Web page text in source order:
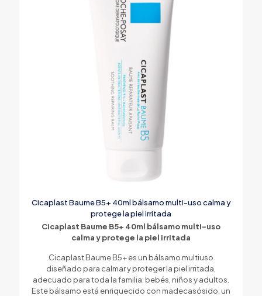
Cicaplast Baume B5+ 40ml bálsamo multi-uso calma y
protege la piel irritada
Cicaplast Baume B5+ 40ml bálsamo multi-uso
calma y protege la piel irritada
Cicaplast Baume B5+ es un bálsamo multiuso
diseñado para calmar y proteger la piel irritada,
adecuado para toda la familia: bebés, niños y adultos.
Este bálsamo está enriquecido con madecasósido, un